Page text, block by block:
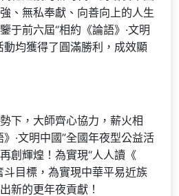
、無私奉獻、向善向上的人生
于前六屆“相約《論語》·文明
動均獲得了圓滿勝利，成效顯
下，大師齊心協力，薪火相
·文明中國”全國年夜型公益活
創輝煌！為實現“人人讀《
斗目標，為實現中華平易近族
新的更年夜貢獻！